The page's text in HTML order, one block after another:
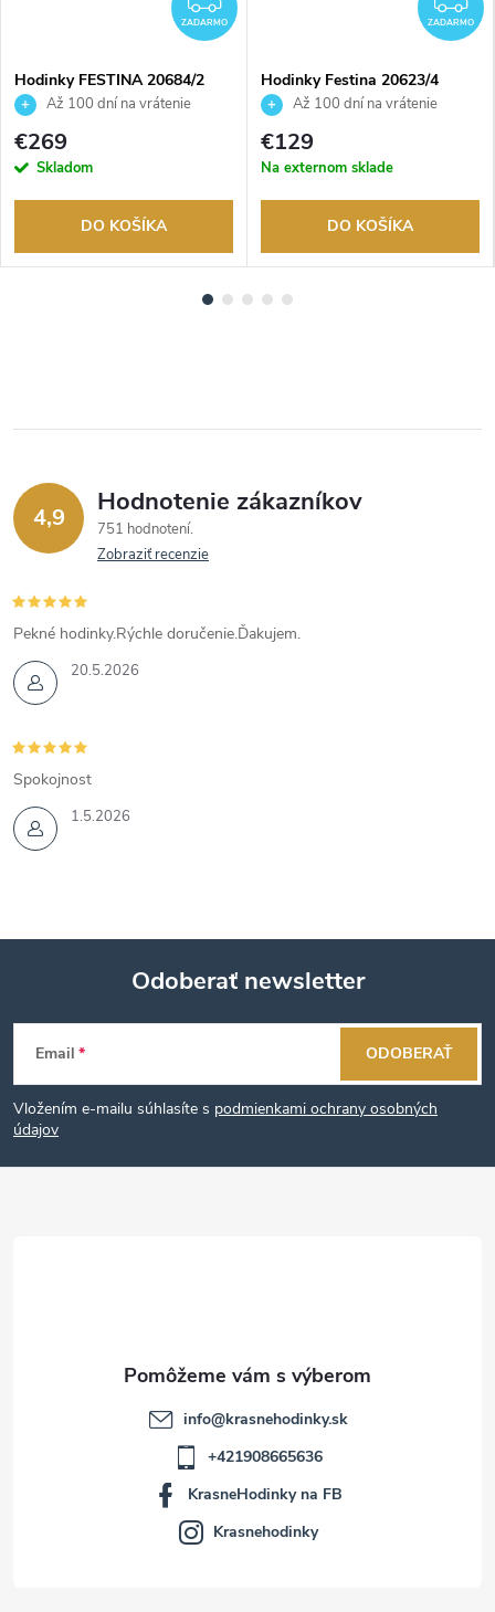
ZADARMO
Hodinky FESTINA 20684/2
Až 100 dní na vrátenie
tovaru. Autorizovaný predajca.
€269
Skladom
DO KOŠÍKA
ZADARMO
Hodinky Festina 20623/4
Až 100 dní na vrátenie
tovaru. Autorizovaný predajca.
€129
Na externom sklade
DO KOŠÍKA
4,9 Hodnotenie zákazníkov
751 hodnotení
Zobraziť recenzie
20.5.2026
Pekné hodinky.Rýchle doručenie.Ďakujem.
1.5.2026
Spokojnost
Z
á
p
Odoberať newsletter
Email
Vložením e-mailu súhlasíte s podmienkami ochrany osobných
údajov
ODOBERAŤ
info@krasnehodinky.sk
+421908665636
KrasneHodinky na FB
Krasnehodinky